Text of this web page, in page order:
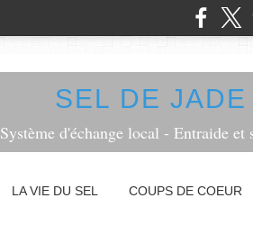
SEL DE JADE
Système d'échange local - Entraide et
LA VIE DU SEL COUPS DE COEUR